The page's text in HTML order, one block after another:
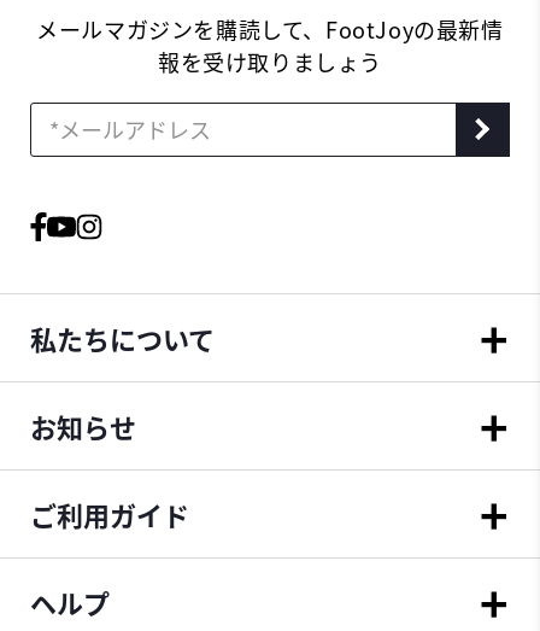
メールマガジンを購読して、FootJoyの最新情
報を受け取りましょう
私たちについて
お知らせ
ご利用ガイド
ヘルプ